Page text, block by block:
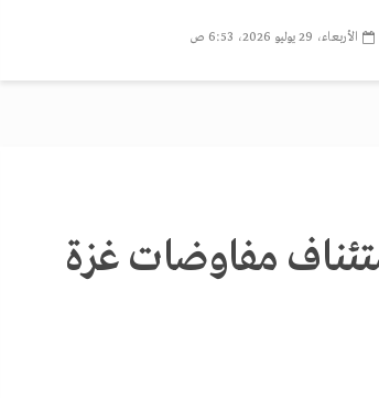
الأربعاء، 29 يوليو 2026، 6:53 ص
مفاوضات غزة